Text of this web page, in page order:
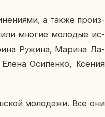
а также про­из­
многие мо­ло­дые ис­
Ружина, Марина Ла­
Оси­пен­ко, Ксения
мо­ло­де­жи. Все они